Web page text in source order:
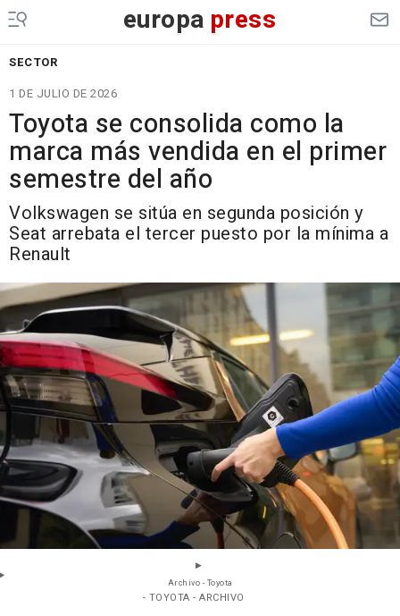
europa press
SECTOR
1 DE JULIO DE 2026
Toyota se consolida como la
marca más vendida en el primer
semestre del año
Volkswagen se sitúa en segunda posición y
Seat arrebata el tercer puesto por la mínima a
Renault
Archivo - Toyota
- TOYOTA - ARCHIVO